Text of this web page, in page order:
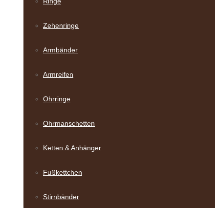
Zehenringe
Armbänder
Armreifen
Ohrringe
Ohrmanschetten
Ketten & Anhänger
Fußkettchen
Stirnbänder